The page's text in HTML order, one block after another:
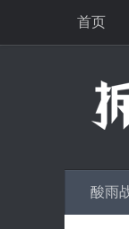
跳至内容首页
酸雨